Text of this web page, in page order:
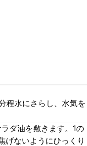
程水にさらし、水気を
ダ油を敷きます。1の
げないようにひっくり